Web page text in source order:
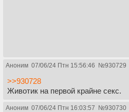
Аноним 07/06/24 Птн 15:56:46 №930729
>>930728
Животик на первой крайне секс.
Аноним 07/06/24 Птн 16:03:57 №930730